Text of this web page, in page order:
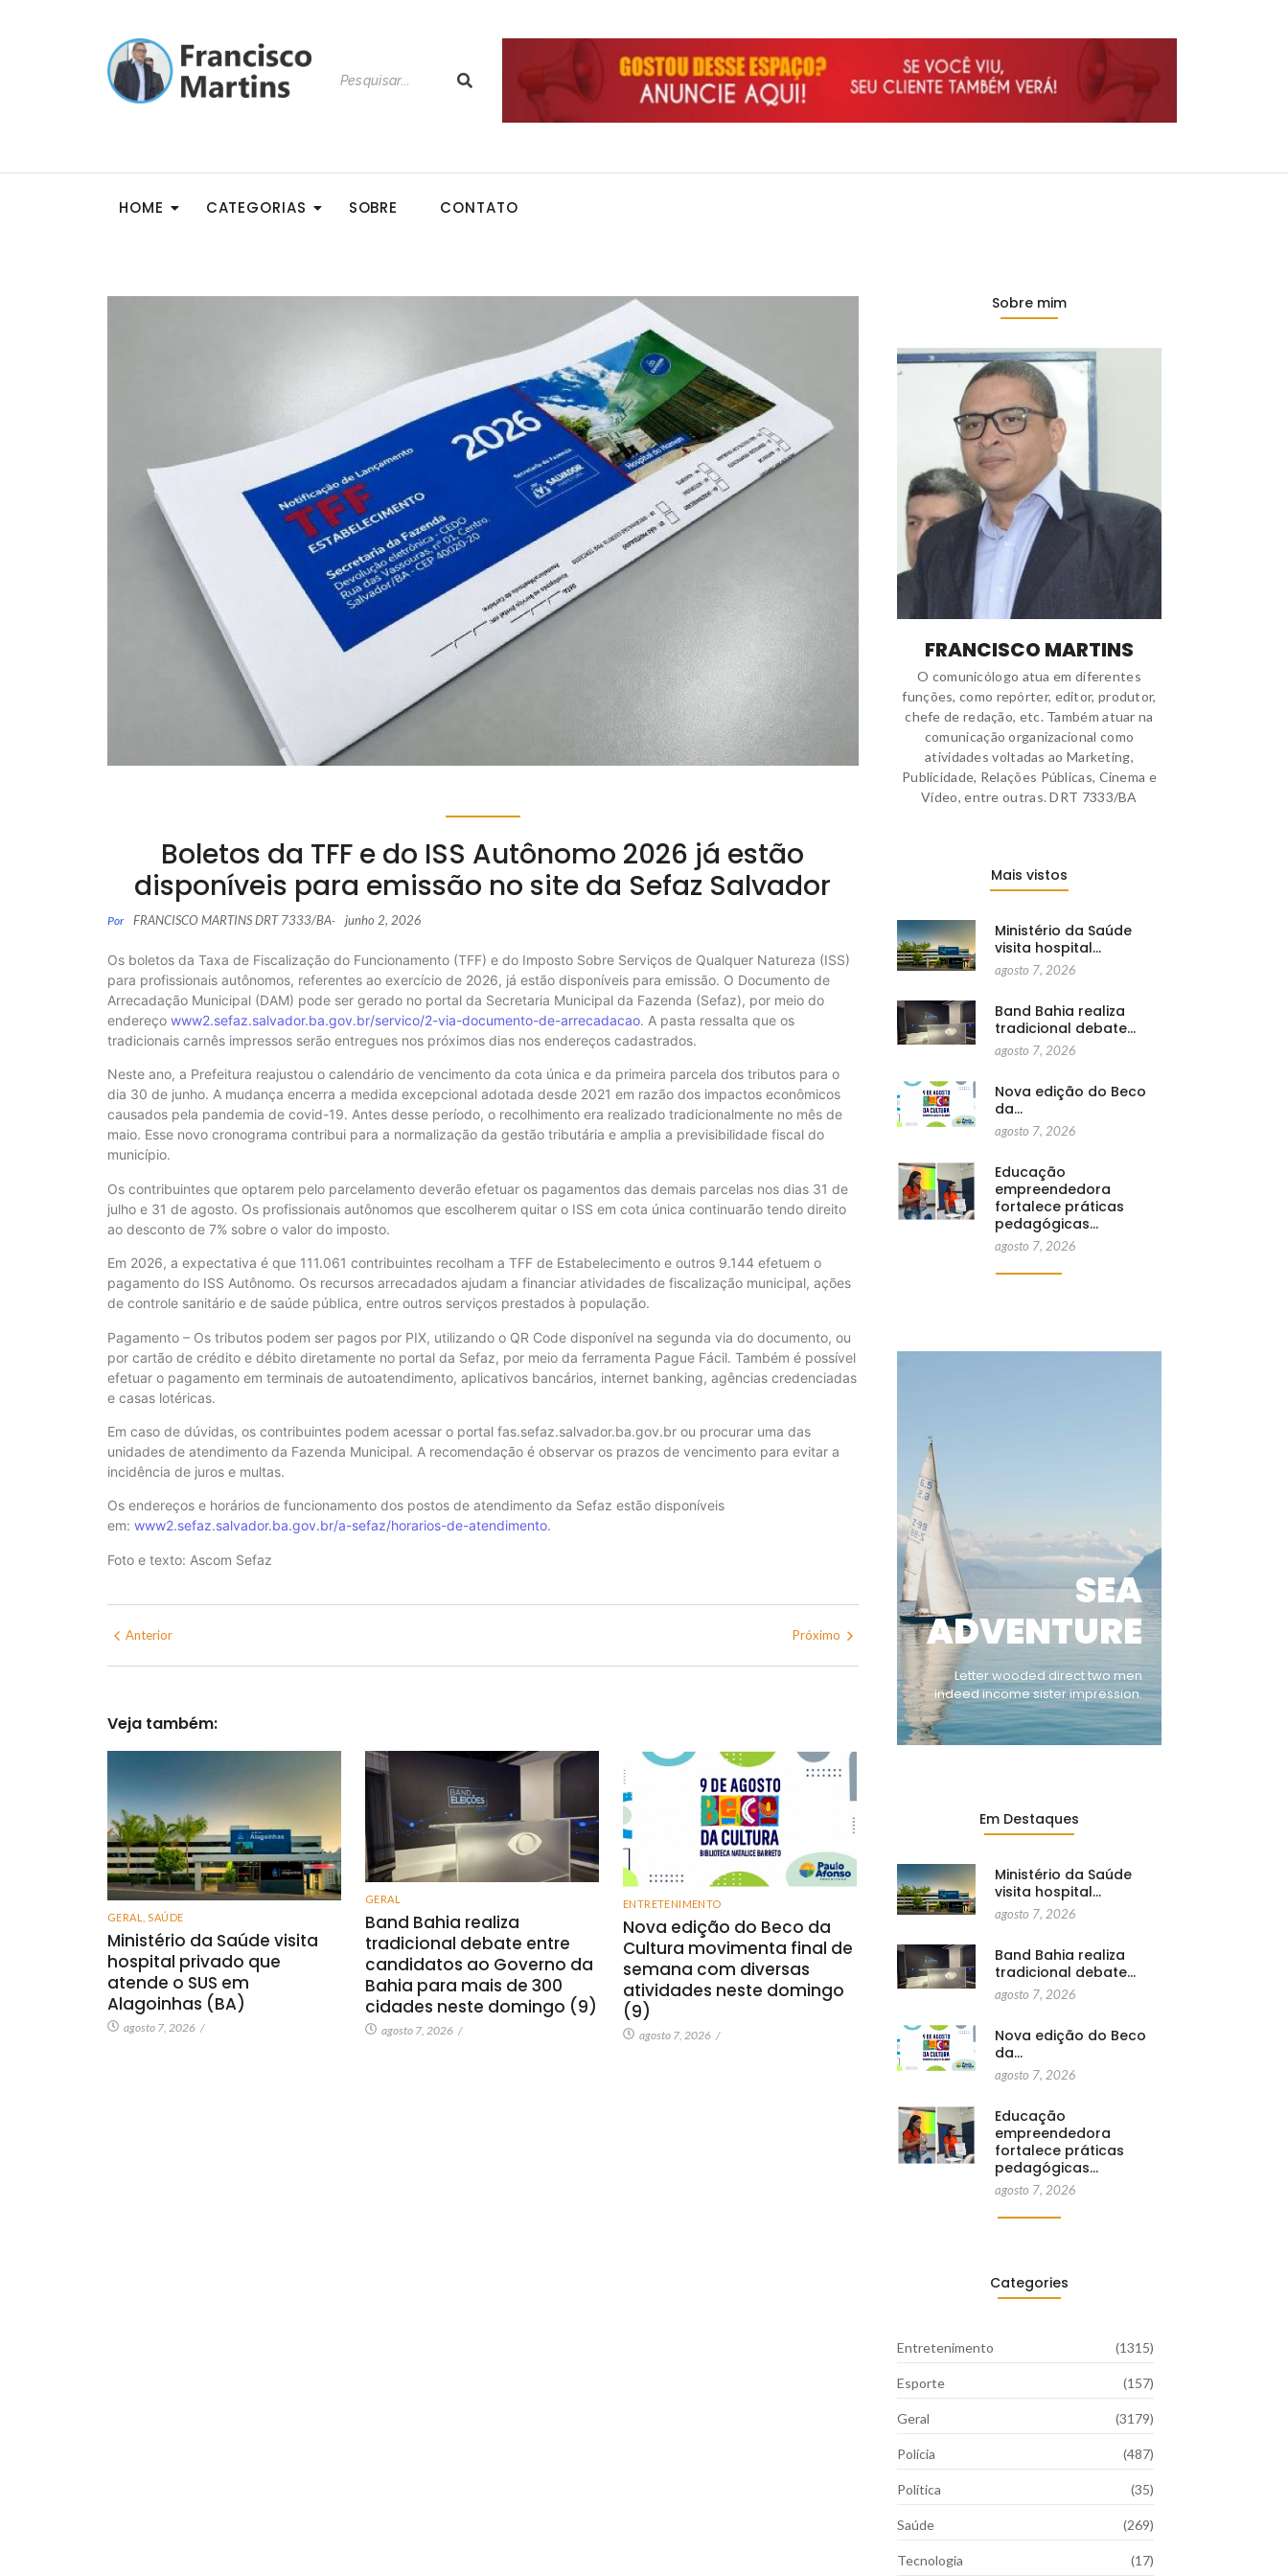
HOME CATEGORIAS SOBRE CONTATO
Boletos da TFF e do ISS Autônomo 2026 já estão
disponíveis para emissão no site da Sefaz Salvador
Por FRANCISCO MARTINS DRT 7333/BA- junho 2, 2026
Os boletos da Taxa de Fiscalização do Funcionamento (TFF) e do Imposto Sobre Serviços de Qualquer Natureza (ISS)
para profissionais autônomos, referentes ao exercício de 2026, já estão disponíveis para emissão. O Documento de
Arrecadação Municipal (DAM) pode ser gerado no portal da Secretaria Municipal da Fazenda (Sefaz), por meio do
endereço www2.sefaz.salvador.ba.gov.br/servico/2-via-documento-de-arrecadacao. A pasta ressalta que os
tradicionais carnês impressos serão entregues nos próximos dias nos endereços cadastrados.
Neste ano, a Prefeitura reajustou o calendário de vencimento da cota única e da primeira parcela dos tributos para o
dia 30 de junho. A mudança encerra a medida excepcional adotada desde 2021 em razão dos impactos econômicos
causados pela pandemia de covid-19. Antes desse período, o recolhimento era realizado tradicionalmente no mês de
maio. Esse novo cronograma contribui para a normalização da gestão tributária e amplia a previsibilidade fiscal do
município.
Os contribuintes que optarem pelo parcelamento deverão efetuar os pagamentos das demais parcelas nos dias 31 de
julho e 31 de agosto. Os profissionais autônomos que escolherem quitar o ISS em cota única continuarão tendo direito
ao desconto de 7% sobre o valor do imposto.
Em 2026, a expectativa é que 111.061 contribuintes recolham a TFF de Estabelecimento e outros 9.144 efetuem o
pagamento do ISS Autônomo. Os recursos arrecadados ajudam a financiar atividades de fiscalização municipal, ações
de controle sanitário e de saúde pública, entre outros serviços prestados à população.
Pagamento – Os tributos podem ser pagos por PIX, utilizando o QR Code disponível na segunda via do documento, ou
por cartão de crédito e débito diretamente no portal da Sefaz, por meio da ferramenta Pague Fácil. Também é possível
efetuar o pagamento em terminais de autoatendimento, aplicativos bancários, internet banking, agências credenciadas
e casas lotéricas.
Em caso de dúvidas, os contribuintes podem acessar o portal fas.sefaz.salvador.ba.gov.br ou procurar uma das
unidades de atendimento da Fazenda Municipal. A recomendação é observar os prazos de vencimento para evitar a
incidência de juros e multas.
Os endereços e horários de funcionamento dos postos de atendimento da Sefaz estão disponíveis
em: www2.sefaz.salvador.ba.gov.br/a-sefaz/horarios-de-atendimento.
Foto e texto: Ascom Sefaz
Anterior Próximo
Veja também:
GERAL SAÚDE
Ministério da Saúde visita
hospital privado que
atende o SUS em
Alagoinhas (BA)
agosto 7, 2026 /
GERAL
Band Bahia realiza
tradicional debate entre
candidatos ao Governo da
Bahia para mais de 300
cidades neste domingo (9)
agosto 7, 2026 /
ENTRETENIMENTO
Nova edição do Beco da
Cultura movimenta final de
semana com diversas
atividades neste domingo
(9)
agosto 7, 2026 /
Sobre mim
FRANCISCO MARTINS
O comunicólogo atua em diferentes
funções, como repórter, editor, produtor,
chefe de redação, etc. Também atuar na
comunicação organizacional como
atividades voltadas ao Marketing,
Publicidade, Relações Públicas, Cinema e
Vídeo, entre outras. DRT 7333/BA
Mais vistos
Ministério da Saúde
visita hospital…
agosto 7, 2026
Band Bahia realiza
tradicional debate…
agosto 7, 2026
Nova edição do Beco
da…
agosto 7, 2026
Educação
empreendedora
fortalece práticas
pedagógicas…
agosto 7, 2026
SEA
ADVENTURE
Letter wooded direct two men
indeed income sister impression.
Em Destaques
Ministério da Saúde
visita hospital…
agosto 7, 2026
Band Bahia realiza
tradicional debate…
agosto 7, 2026
Nova edição do Beco
da…
agosto 7, 2026
Educação
empreendedora
fortalece práticas
pedagógicas…
agosto 7, 2026
Categories
Entretenimento (1315)
Esporte (157)
Geral (3179)
Polícia (487)
Política (35)
Saúde (269)
Tecnologia (17)